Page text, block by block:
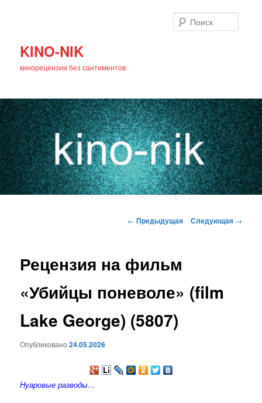
KINO-NIK
кинорецензии без сантиментов
основному
содержимому
Навигация
← Предыдущая Следующая →
Рецензия на фильм
«Убийцы поневоле» (film
Lake George) (5807)
Опубликовано24.05.2026
Нуаровые разводы…